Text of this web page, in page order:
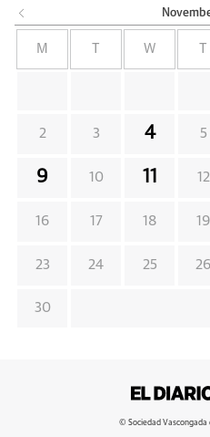
M W
2 3 4 5
9 10 11 12
16 17 18 19
23 24 25 26
30
© Sociedad Vascongada